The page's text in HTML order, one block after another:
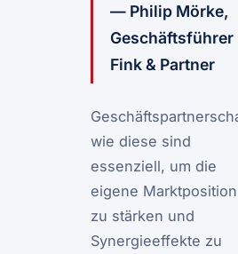
— Philip Mörke,
Geschäftsführer
Fink & Partner
wie diese sind
essenziell, um die
eigene Marktposition
zu stärken und
Synergieeffekte zu